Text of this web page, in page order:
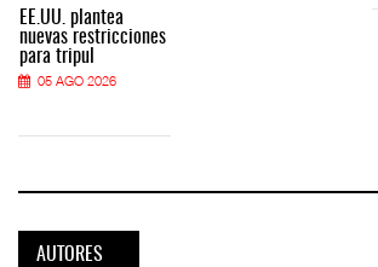
EE.UU. plantea
nuevas restricciones
para tripul
05 AGO 2026
AUTORES